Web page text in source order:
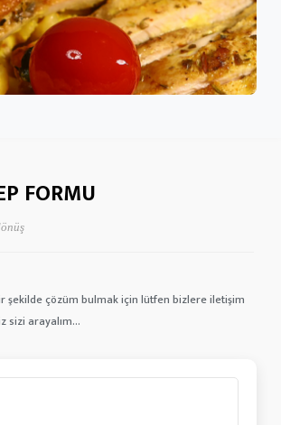
FORMU
şekilde çözüm bulmak için lütfen bizlere iletişim
sizi arayalım...